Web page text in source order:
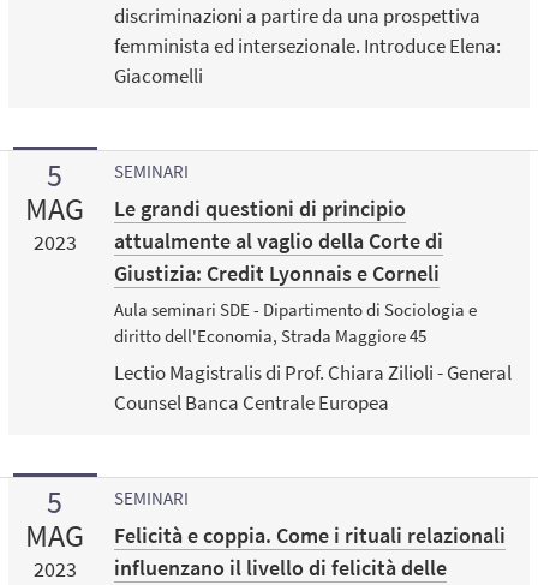
discriminazioni a partire da una prospettiva
femminista ed intersezionale. Introduce Elena:
Giacomelli
5
MAG
2023
SEMINARI
Le grandi questioni di principio
attualmente al vaglio della Corte di
Giustizia: Credit Lyonnais e Corneli
Aula seminari SDE - Dipartimento di Sociologia e
diritto dell'Economia, Strada Maggiore 45
Lectio Magistralis di Prof. Chiara Zilioli - General
Counsel Banca Centrale Europea
5
MAG
2023
SEMINARI
Felicità e coppia. Come i rituali relazionali
influenzano il livello di felicità delle